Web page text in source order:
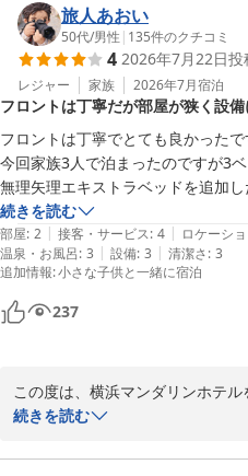
ことにも適切に回答してくださ
ぎと反省いたしました。
その中でもお褒めのお言葉大変光
お客様に気持ち良くご滞在いた
よう、サービスの向上に努めてま
この度はお忙しい中ご投稿頂きま
た。
またのご利用をスタッフ一同、
横浜マンダリンホテル
フロント
横浜マンダリンホテル
2026-07-25
旅人あおい
50代/男性 | 135件のクチコミ
4 2026年7月22日投
レジャー 家族 2026年7月宿泊
フロントは丁寧だが部屋が狭く設備
フロントは丁寧でとても良かったで
今回家族3人で泊まったのですが3
無理矢理エキストラベッドを追加
感じでベッドもシングルサイズで小
お風呂のドアが軋みすぎていて油
続きを読む
部屋: 2 | 接客・サービス: 4 | ロケーシ
温泉・お風呂: 3 | 設備: 3 | 清潔さ: 3
追加情報:小さな子供と一緒に宿泊
237
この度は、横浜マンダリンホテ
ざいます。
ます。
続きを読む